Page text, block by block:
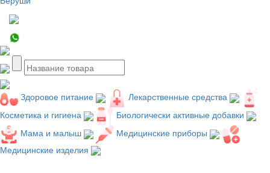
Здоровое питание
Лекарственные средства
Косметика и гигиена
Биологически активные добавки
Мама и малыш
Медицинские приборы
Медицинские изделия